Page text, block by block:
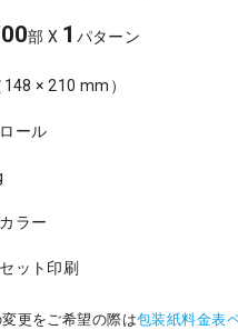
部 X 1 パターン
× 210 mm）
ール
ラー
ット印刷
更をご希望の際は包装紙料金表